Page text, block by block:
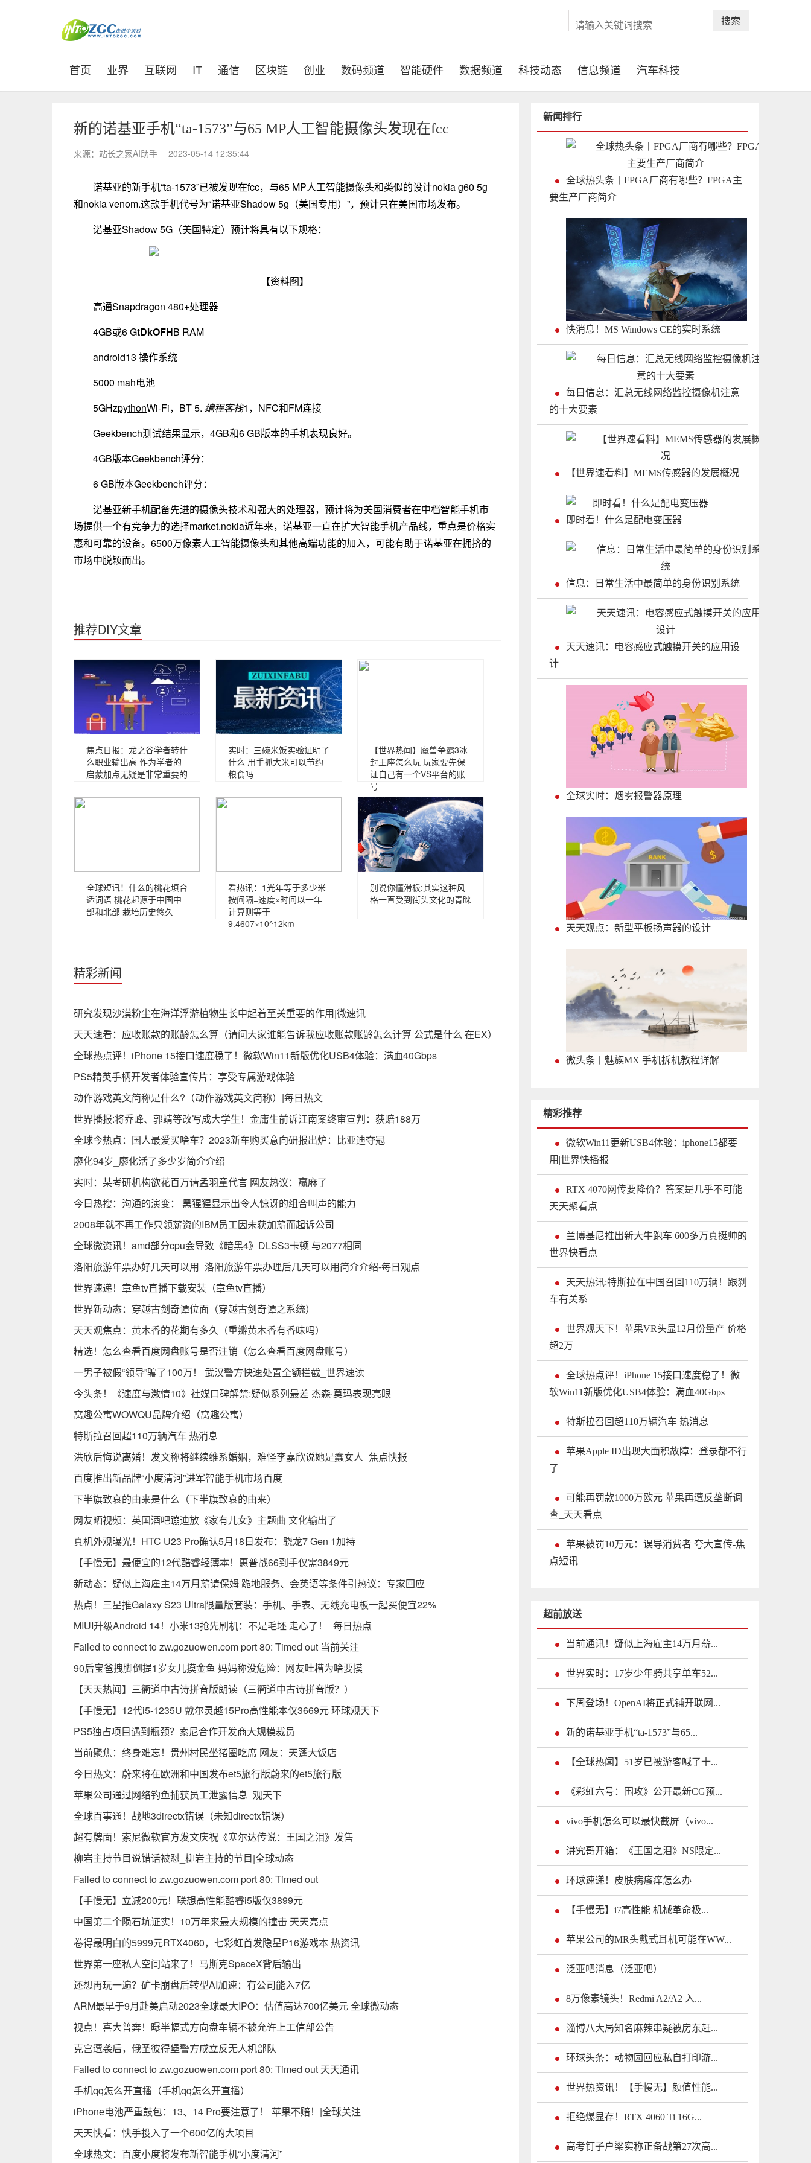
搜索
首页 (current)
业界 互联网 IT 通信 区块链 创业 数码频道 智能硬件 数据频道 科技动态 信息频道 汽车科技
新的诺基亚手机“ta-1573”与65 MP人工智能摄像头发现在fcc
来源：站长之家AI助手 2023-05-14 12:35:44
诺基亚的新手机“ta-1573”已被发现在fcc，与65 MP人工智能摄像头和类似的设计nokia g60 5g
和nokia venom.这款手机代号为“诺基亚Shadow 5g（美国专用）”，预计只在美国市场发布。
诺基亚Shadow 5G（美国特定）预计将具有以下规格：
【资料图】
高通Snapdragon 480+处理器
4GB或6 GtDkOFHB RAM
android13 操作系统
5000 mah电池
5GHzpythonWi-Fi，BT 5. 编程客栈1，NFC和FM连接
Geekbench测试结果显示，4GB和6 GB版本的手机表现良好。
4GB版本Geekbench评分：
6 GB版本Geekbench评分：
诺基亚新手机配备先进的摄像头技术和强大的处理器，预计将为美国消费者在中档智能手机市
场提供一个有竞争力的选择market.nokia近年来，诺基亚一直在扩大智能手机产品线，重点是价格实
惠和可靠的设备。6500万像素人工智能摄像头和其他高端功能的加入，可能有助于诺基亚在拥挤的
市场中脱颖而出。
推荐DIY文章
焦点日报：龙之谷学者转什
么职业输出高 作为学者的
启蒙加点无疑是非常重要的
实时：三碗米饭实验证明了
什么 用手抓大米可以节约
粮食吗
【世界热闻】魔兽争霸3冰
封王座怎么玩 玩家要先保
证自己有一个VS平台的账
号
全球短讯！什么的桃花填合
适词语 桃花起源于中国中
部和北部 栽培历史悠久
看热讯：1光年等于多少米
按间隔=速度×时间以一年
计算则等于
9.4607×10^12km
别说你懂滑板:其实这种风
格一直受到街头文化的青睐
精彩新闻
研究发现沙漠粉尘在海洋浮游植物生长中起着至关重要的作用|微速讯
天天速看：应收账款的账龄怎么算（请问大家谁能告诉我应收账款账龄怎么计算 公式是什么 在EX）
全球热点评！iPhone 15接口速度稳了！微软Win11新版优化USB4体验：满血40Gbps
PS5精英手柄开发者体验宣传片：享受专属游戏体验
动作游戏英文简称是什么?（动作游戏英文简称）|每日热文
世界播报:将乔峰、郭靖等改写成大学生！金庸生前诉江南案终审宣判：获赔188万
全球今热点：国人最爱买啥车？2023新车购买意向研报出炉：比亚迪夺冠
廖化94岁_廖化活了多少岁简介介绍
实时：某考研机构欲花百万请孟羽童代言 网友热议：赢麻了
今日热搜：沟通的演变： 黑猩猩显示出令人惊讶的组合叫声的能力
2008年就不再工作只领薪资的IBM员工因未获加薪而起诉公司
全球微资讯！amd部分cpu会导致《暗黑4》DLSS3卡顿 与2077相同
洛阳旅游年票办好几天可以用_洛阳旅游年票办理后几天可以用简介介绍-每日观点
世界速递！章鱼tv直播下载安装（章鱼tv直播）
世界新动态：穿越古剑奇谭位面（穿越古剑奇谭之系统）
天天观焦点：黄木香的花期有多久（重瓣黄木香有香味吗）
精选！怎么查看百度网盘账号是否注销（怎么查看百度网盘账号）
一男子被假“领导”骗了100万！ 武汉警方快速处置全额拦截_世界速读
今头条！《速度与激情10》社媒口碑解禁:疑似系列最差 杰森·莫玛表现亮眼
窝趣公寓WOWQU品牌介绍（窝趣公寓）
特斯拉召回超110万辆汽车 热消息
洪欣后悔说离婚！发文称将继续维系婚姻，难怪李嘉欣说她是蠢女人_焦点快报
百度推出新品牌“小度清河”进军智能手机市场百度
下半旗致哀的由来是什么（下半旗致哀的由来）
网友晒视频：英国酒吧蹦迪放《家有儿女》主题曲 文化输出了
真机外观曝光！HTC U23 Pro确认5月18日发布：骁龙7 Gen 1加持
【手慢无】最便宜的12代酷睿轻薄本！惠普战66到手仅需3849元
新动态：疑似上海雇主14万月薪请保姆 跪地服务、会英语等条件引热议：专家回应
热点！三星推Galaxy S23 Ultra限量版套装：手机、手表、无线充电板一起买便宜22%
MIUI升级Android 14！小米13抢先刷机：不是毛坯 走心了！_每日热点
Failed to connect to zw.gozuowen.com port 80: Timed out 当前关注
90后宝爸拽脚倒提1岁女儿摸金鱼 妈妈称没危险：网友吐槽为啥要摸
【天天热闻】三衢道中古诗拼音版朗读（三衢道中古诗拼音版？）
【手慢无】12代i5-1235U 戴尔灵越15Pro高性能本仅3669元 环球观天下
PS5独占项目遇到瓶颈？索尼合作开发商大规模裁员
当前聚焦：终身难忘！贵州村民坐猪圈吃席 网友：天蓬大饭店
今日热文：蔚来将在欧洲和中国发布et5旅行版蔚来的et5旅行版
苹果公司通过网络钓鱼捕获员工泄露信息_观天下
全球百事通！战地3directx错误（未知directx错误）
超有牌面！索尼微软官方发文庆祝《塞尔达传说：王国之泪》发售
柳岩主持节目说错话被怼_柳岩主持的节目|全球动态
Failed to connect to zw.gozuowen.com port 80: Timed out
【手慢无】立减200元！联想高性能酷睿i5版仅3899元
中国第二个陨石坑证实！10万年来最大规模的撞击 天天亮点
卷得最明白的5999元RTX4060，七彩虹首发隐星P16游戏本 热资讯
世界第一座私人空间站来了！马斯克SpaceX背后输出
还想再玩一遍？矿卡崩盘后转型AI加速：有公司能入7亿
ARM最早于9月赴美启动2023全球最大IPO：估值高达700亿美元 全球微动态
视点！喜大普奔！曝半幅式方向盘车辆不被允许上工信部公告
克宫遭袭后，俄圣彼得堡警方成立反无人机部队
Failed to connect to zw.gozuowen.com port 80: Timed out 天天通讯
手机qq怎么开直播（手机qq怎么开直播）
iPhone电池严重鼓包：13、14 Pro要注意了！ 苹果不赔！|全球关注
天天快看：快手投入了一个600亿的大项目
全球热文：百度小度将发布新智能手机“小度清河”
新闻排行
全球热头条丨FPGA厂商有哪些？FPGA主
要生产厂商简介
快消息！MS Windows CE的实时系统
每日信息：汇总无线网络监控摄像机注意
的十大要素
【世界速看料】MEMS传感器的发展概况
即时看！什么是配电变压器
信息：日常生活中最简单的身份识别系统
天天速讯：电容感应式触摸开关的应用设
计
全球实时：烟雾报警器原理
天天观点：新型平板扬声器的设计
微头条丨魅族MX 手机拆机教程详解
精彩推荐
微软Win11更新USB4体验：iphone15都要
用|世界快播报
RTX 4070网传要降价？答案是几乎不可能|
天天聚看点
兰博基尼推出新大牛跑车 600多万真挺帅的
世界快看点
天天热讯:特斯拉在中国召回110万辆！跟刹
车有关系
世界观天下！苹果VR头显12月份量产 价格
超2万
全球热点评！iPhone 15接口速度稳了！微
软Win11新版优化USB4体验：满血40Gbps
特斯拉召回超110万辆汽车 热消息
苹果Apple ID出现大面积故障：登录都不行
了
可能再罚款1000万欧元 苹果再遭反垄断调
查_天天看点
苹果被罚10万元：误导消费者 夸大宣传-焦
点短讯
超前放送
当前通讯！疑似上海雇主14万月薪...
世界实时：17岁少年骑共享单车52...
下周登场！OpenAI将正式铺开联网...
新的诺基亚手机“ta-1573”与65...
【全球热闻】51岁已被游客喊了十...
《彩虹六号：围攻》公开最新CG预...
vivo手机怎么可以最快截屏（vivo...
讲究哥开箱：《王国之泪》NS限定...
环球速递！皮肤病瘙痒怎么办
【手慢无】i7高性能 机械革命极...
苹果公司的MR头戴式耳机可能在WW...
泛亚吧消息（泛亚吧）
8万像素镜头！Redmi A2/A2 入...
淄博八大局知名麻辣串疑被房东赶...
环球头条：动物园回应私自打印游...
世界热资讯！【手慢无】颜值性能...
拒绝爆显存！RTX 4060 Ti 16G...
高考钉子户梁实称正备战第27次高...